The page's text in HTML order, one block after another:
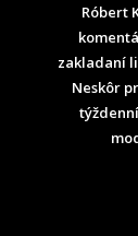
Róbert
zakladaní
Neskôr